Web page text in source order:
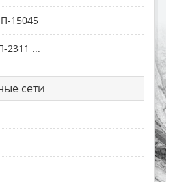
15045
2311 ...
сети